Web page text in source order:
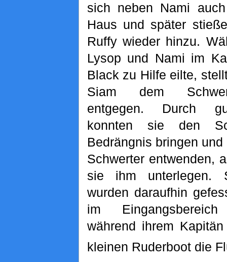
sich neben Nami
Haus und später
Ruffy wieder hinzu.
Lysop und Nami im
Black zu Hilfe eilte,
Siam dem
entgegen. Durch
konnten sie den
Bedrängnis bringen
Schwerter entwenden,
sie ihm unterlegen.
wurden daraufhin
im Eingangsbereich
während ihrem
kleinen Ruderboot die